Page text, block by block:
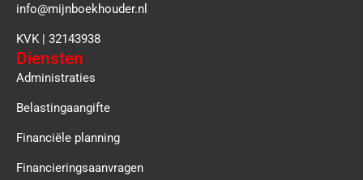
info@mijnboekhouder.nl
KVK | 32143938
Diensten
Administraties
Belastingaangifte
Financiële planning
Financieringsaanvragen